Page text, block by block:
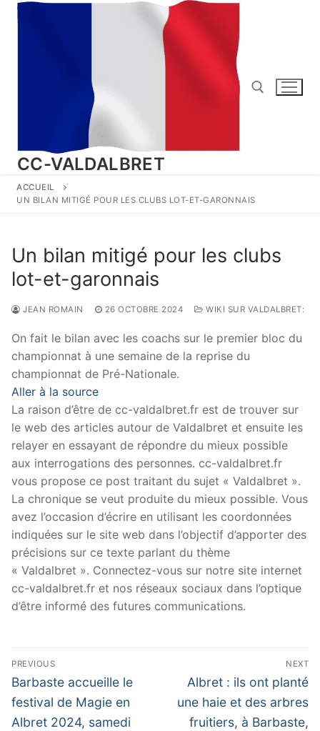
Aller
CC-VALDALBRET
ACCUEIL
UN BILAN MITIGÉ POUR LES CLUBS LOT-ET-GARONNAIS
Un bilan mitigé pour les clubs
lot-et-garonnais
JEAN ROMAIN 26 OCTOBRE 2024 WIKI SUR VALDALBRET:
On fait le bilan avec les coachs sur le premier bloc du
championnat à une semaine de la reprise du
championnat de Pré-Nationale.
Aller à la source
La raison d’être de cc-valdalbret.fr est de trouver sur
le web des articles autour de Valdalbret et ensuite les
relayer en essayant de répondre du mieux possible
aux interrogations des personnes. cc-valdalbret.fr
vous propose ce post traitant du sujet « Valdalbret ».
La chronique se veut produite du mieux possible. Vous
avez l’occasion d’écrire en utilisant les coordonnées
indiquées sur le site web dans l’objectif d’apporter des
précisions sur ce texte parlant du thème
« Valdalbret ». Connectez-vous sur notre site internet
cc-valdalbret.fr et nos réseaux sociaux dans l’optique
d’être informé des futures communications.
Navigation
de
l’article
PREVIOUS
Previous
post:
Barbaste accueille le
festival de Magie en
Albret 2024, samedi
NEXT
Next
post:
Albret : ils ont planté
une haie et des arbres
fruitiers, à Barbaste,